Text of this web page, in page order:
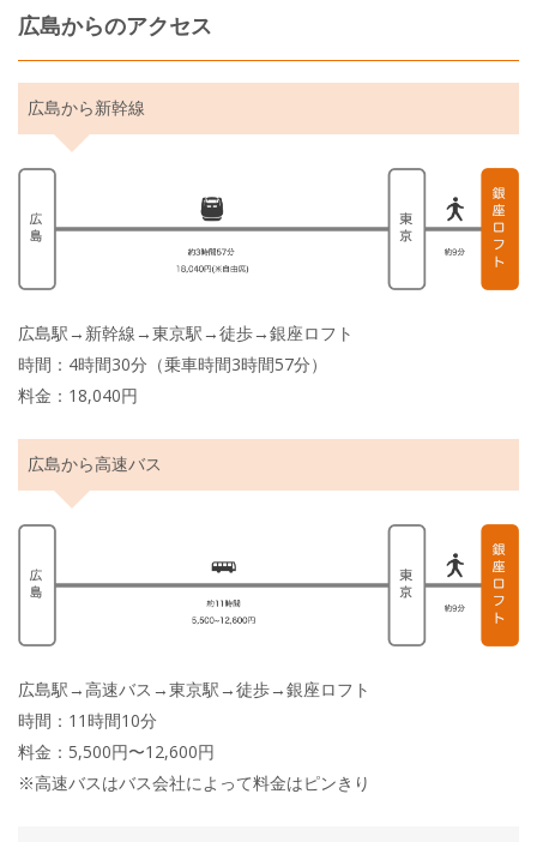
広島からのアクセス
広島から新幹線
広島駅→新幹線→東京駅→徒歩→銀座ロフト
時間：4時間30分（乗車時間3時間57分）
料金：18,040円
広島から高速バス
広島駅→高速バス→東京駅→徒歩→銀座ロフト
時間：11時間10分
料金：5,500円〜12,600円
※高速バスはバス会社によって料金はピンきり